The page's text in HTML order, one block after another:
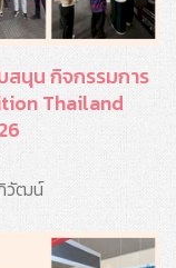
สนุน กิจกรรมการ
Thailand
วัฒน์